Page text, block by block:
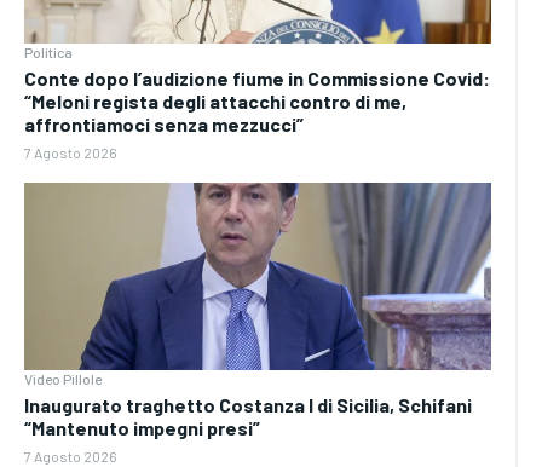
Politica
Conte dopo l’audizione fiume in Commissione Covid:
“Meloni regista degli attacchi contro di me,
affrontiamoci senza mezzucci”
7 Agosto 2026
Video Pillole
Inaugurato traghetto Costanza I di Sicilia, Schifani
“Mantenuto impegni presi”
7 Agosto 2026